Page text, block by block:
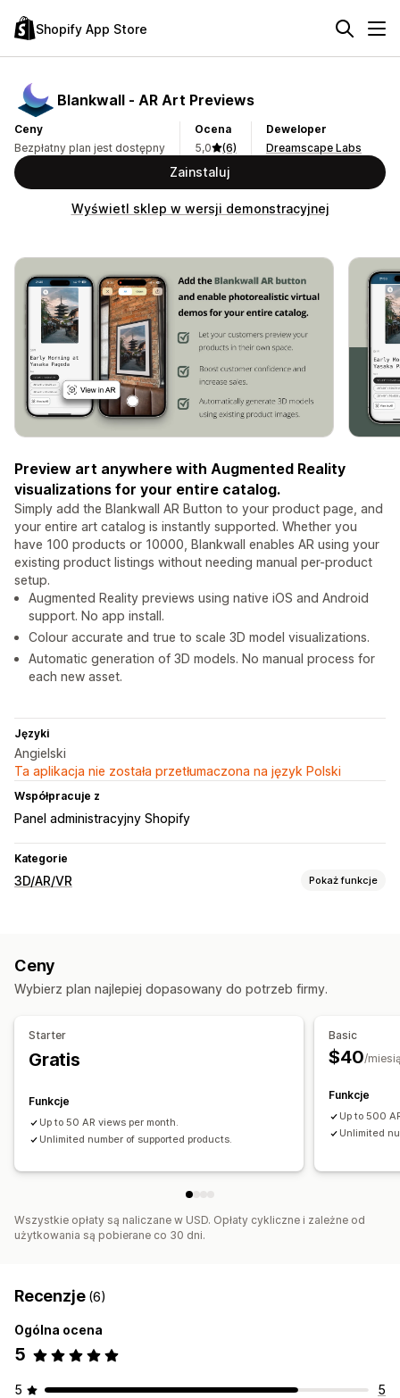
Shopify App Store
Blankwall ‑ AR Art Previews
Ceny
Bezpłatny plan jest dostępny
Ocena
5,0
(6)
Deweloper
Dreamscape Labs
Zainstaluj
Wyświetl sklep w wersji demonstracyjnej
Preview art anywhere with Augmented Reality
visualizations for your entire catalog.
Simply add the Blankwall AR Button to your product page, and
your entire art catalog is instantly supported. Whether you
have 100 products or 10000, Blankwall enables AR using your
existing product listings without needing manual per-product
setup.
Augmented Reality previews using native iOS and Android
support. No app install.
Colour accurate and true to scale 3D model visualizations.
Automatic generation of 3D models. No manual process for
each new asset.
Języki
Angielski
Ta aplikacja nie została przetłumaczona na język Polski
Współpracuje z
Panel administracyjny Shopify
Kategorie
3D/AR/VR Pokaż funkcje
Dostosowanie
Ceny
Wybierz plan najlepiej dopasowany do potrzeb firmy.
Starter
Gratis
Funkcje
Up to 50 AR views per month.
Unlimited number of supported products.
Basic
$40/
Funkcje
Up to 500
Unlimited
Wszystkie opłaty są naliczane w USD. Opłaty cykliczne i zależne od
użytkowania są pobierane co 30 dni.
Recenzje (6)
Ogólna ocena
5
5
5